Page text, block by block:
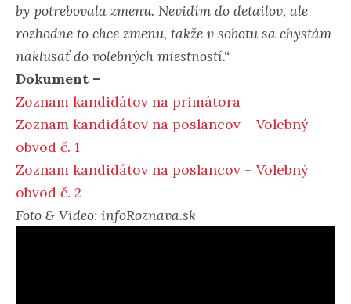
by potrebovala zmenu. Nevidím do detailov, ale
rozhodne to chce zmenu, takže v sobotu sa chystám
naklusať do volebných miestností.“
Dokument –
Zoznam kandidátov na primátora
Zoznam kandidátov na poslancov – Volebný
obvod č. 1
Zoznam kandidátov na poslancov – Volebný
obvod č. 2
Foto & Video: infoRoznava.sk